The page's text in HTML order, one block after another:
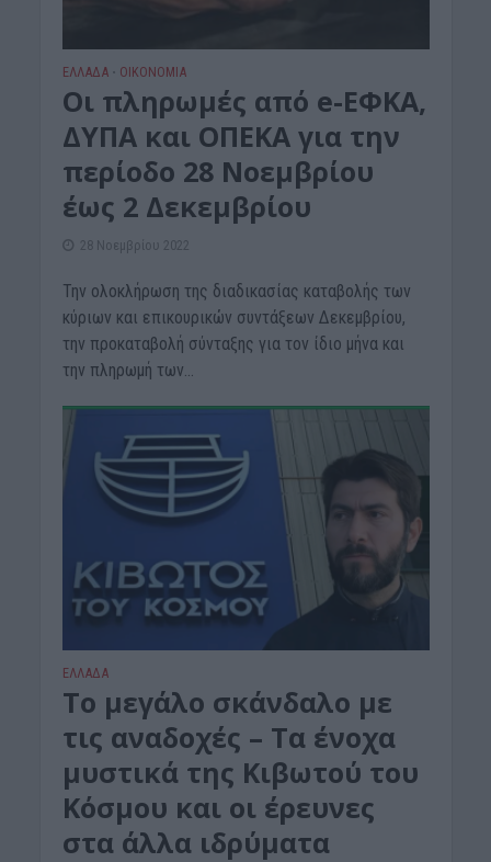
ΕΛΛΑΔΑ • ΟΙΚΟΝΟΜΙΑ
Οι πληρωμές από e-ΕΦΚΑ,
ΔΥΠΑ και ΟΠΕΚΑ για την
περίοδο 28 Νοεμβρίου
έως 2 Δεκεμβρίου
28 Νοεμβρίου 2022
Την ολοκλήρωση της διαδικασίας καταβολής των
κύριων και επικουρικών συντάξεων Δεκεμβρίου,
την προκαταβολή σύνταξης για τον ίδιο μήνα και
την πληρωμή των...
ΕΛΛΑΔΑ
Το μεγάλο σκάνδαλο με
τις αναδοχές – Τα ένοχα
μυστικά της Κιβωτού του
Κόσμου και οι έρευνες
στα άλλα ιδρύματα